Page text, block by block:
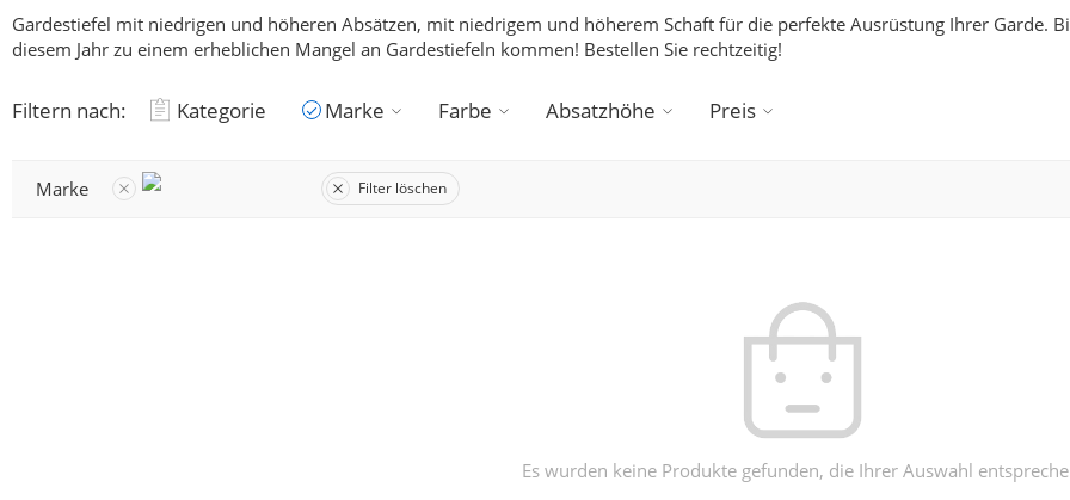
Gardestiefel mit niedrigen und höheren Absätzen, mit niedrigem und höherem Schaft für die perfekte Ausrüstung Ihrer Garde.
diesem Jahr zu einem erheblichen Mangel an Gardestiefeln kommen! Bestellen Sie rechtzeitig!
Filtern nach: Kategorie Marke Farbe Absatzhöhe Preis
Marke Filter löschen
Es wurden keine Produkte gefunden, die Ihrer Auswahl